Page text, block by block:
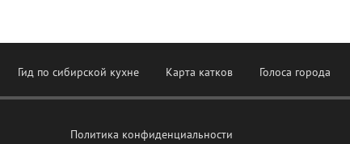
Гид по сибирской кухне Карта катков Голоса города
Политика конфиденциальности